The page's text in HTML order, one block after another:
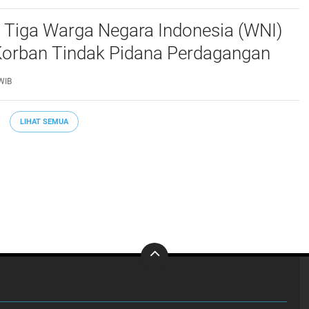
Warga Negara Indonesia (WNI)
Tindak Pidana Perdagangan
di Libya Berhasil Dipulangkan Ke -
Mereka
LIHAT SEMUA